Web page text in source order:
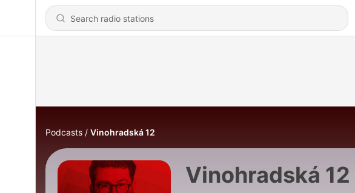
Podcasts Vinohradská 12
Vinohradská 12